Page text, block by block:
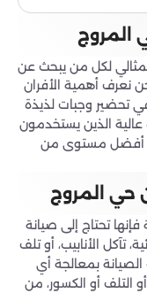
المروج
لكل من يبحث عن
نعرف أهمية الأفران
تحضير وجبات لذيذة
عالية الذين يستخدمون
أفضل مستوى من
حي المروج
فإنها تحتاج إلى صيانة
تآكل الأنابيب، أو تلف
الصيانة بمعالجة أي
التلف أو الكسور، من